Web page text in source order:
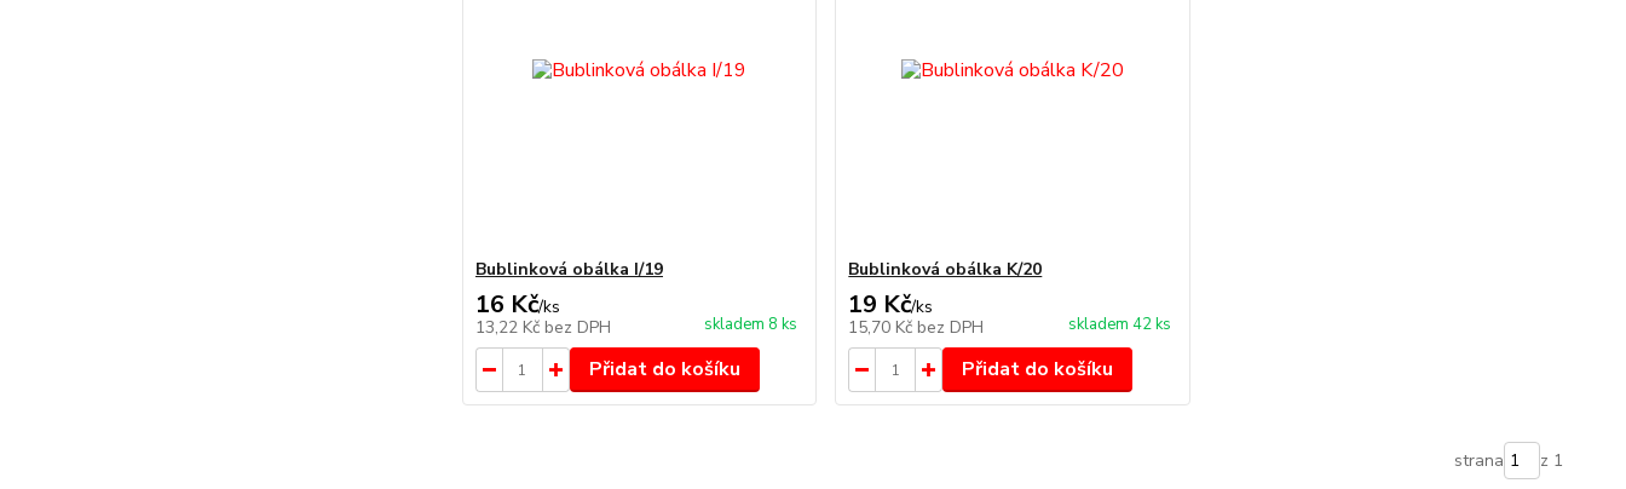
Bublinková obálka I/19
16 Kč/ks
13,22 Kč bez DPH skladem 8 ks
Přidat do košíku
Bublinková obálka K/20
19 Kč/ks
15,70 Kč bez DPH skladem 42 ks
Přidat do košíku
strana z 1